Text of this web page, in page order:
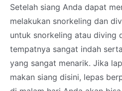
Setelah siang Anda dapat
melakukan snorkeling dan
untuk snorkeling atau diving
tempatnya sangat indah
yang sangat menarik. Jika
makan siang disini, lepas